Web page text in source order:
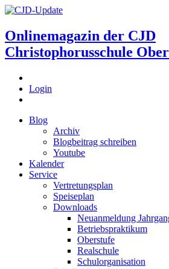
Onlinemagazin der CJD
Christophorusschule
Login
Blog
Archiv
Blogbeitrag schreiben
Youtube
Kalender
Service
Vertretungsplan
Speiseplan
Downloads
Neuanmeldung
Betriebspraktikum
Oberstufe
Realschule
Schulorganisation